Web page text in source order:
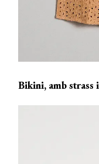
Bikini, amb